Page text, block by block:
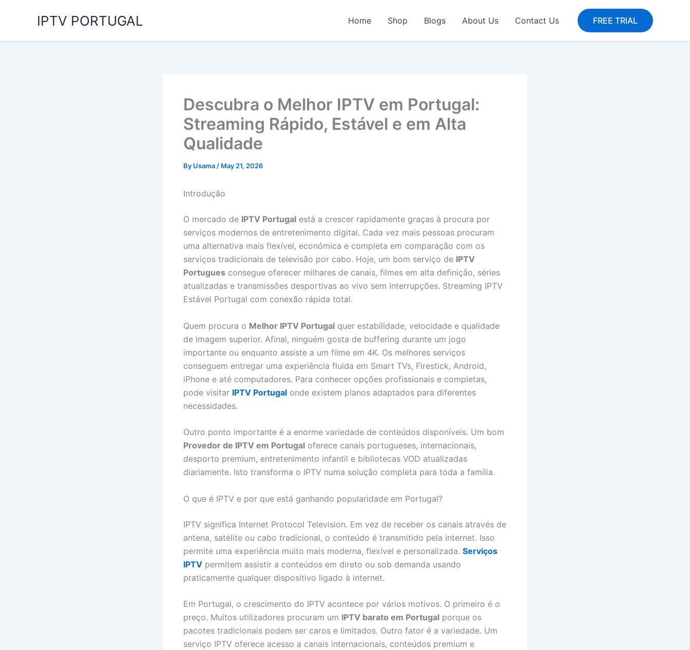
IPTV PORTUGAL Home Shop Blogs About Us Contact Us FREE TRIAL
Descubra o Melhor IPTV em Portugal:
Streaming Rápido, Estável e em Alta
Qualidade
By Usama / May 21, 2026
Introdução
O mercado de IPTV Portugal está a crescer rapidamente graças à procura por
serviços modernos de entretenimento digital. Cada vez mais pessoas procuram
uma alternativa mais flexível, económica e completa em comparação com os
serviços tradicionais de televisão por cabo. Hoje, um bom serviço de IPTV
Portugues consegue oferecer milhares de canais, filmes em alta definição, séries
atualizadas e transmissões desportivas ao vivo sem interrupções. Streaming IPTV
Estável Portugal com conexão rápida total.
Quem procura o Melhor IPTV Portugal quer estabilidade, velocidade e qualidade
de imagem superior. Afinal, ninguém gosta de buffering durante um jogo
importante ou enquanto assiste a um filme em 4K. Os melhores serviços
conseguem entregar uma experiência fluida em Smart TVs, Firestick, Android,
iPhone e até computadores. Para conhecer opções profissionais e completas,
pode visitar IPTV Portugal onde existem planos adaptados para diferentes
necessidades.
Outro ponto importante é a enorme variedade de conteúdos disponíveis. Um bom
Provedor de IPTV em Portugal oferece canais portugueses, internacionais,
desporto premium, entretenimento infantil e bibliotecas VOD atualizadas
diariamente. Isto transforma o IPTV numa solução completa para toda a família.
O que é IPTV e por que está ganhando popularidade em Portugal?
IPTV significa Internet Protocol Television. Em vez de receber os canais através de
antena, satélite ou cabo tradicional, o conteúdo é transmitido pela internet. Isso
permite uma experiência muito mais moderna, flexível e personalizada. Serviços
IPTV permitem assistir a conteúdos em direto ou sob demanda usando
praticamente qualquer dispositivo ligado à internet.
Em Portugal, o crescimento do IPTV acontece por vários motivos. O primeiro é o
preço. Muitos utilizadores procuram um IPTV barato em Portugal porque os
pacotes tradicionais podem ser caros e limitados. Outro fator é a variedade. Um
serviço IPTV oferece acesso a canais internacionais, conteúdos premium e